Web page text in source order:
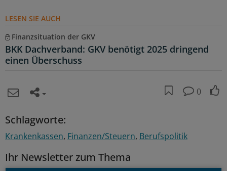
LESEN SIE AUCH
Finanzsituation der GKV
BKK Dachverband: GKV benötigt 2025 dringend
einen Überschuss
0
Schlagworte:
Krankenkassen Finanzen/Steuern Berufspolitik
Ihr Newsletter zum Thema